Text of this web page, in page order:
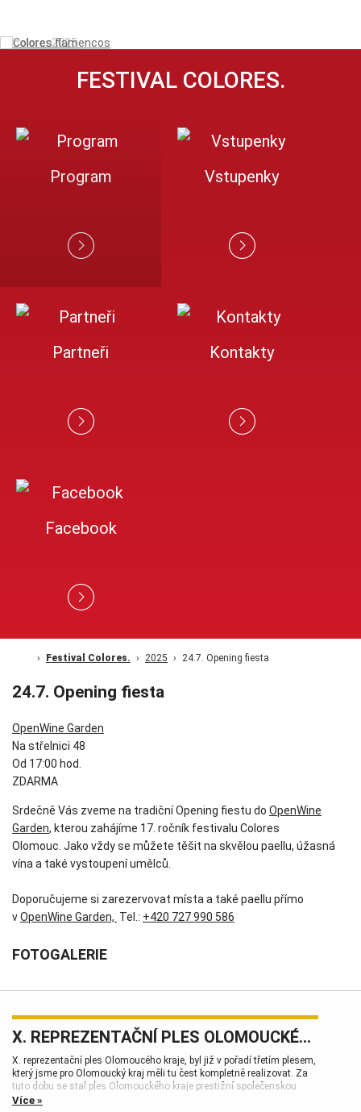
FESTIVAL COLORES.
Program Vstupenky
Partneři Kontakty
Facebook
Festival Colores. 2025 24.7. Opening fiesta
24.7. Opening fiesta
OpenWine Garden
Na střelnici 48
Od 17:00 hod.
ZDARMA
Srdečně Vás zveme na tradiční Opening fiestu do OpenWine
Garden, kterou zahájíme 17. ročník festivalu Colores
Olomouc. Jako vždy se můžete těšit na skvělou paellu, úžasná
vína a také vystoupení umělců.
Doporučujeme si zarezervovat místa a také paellu přímo
vOpenWine Garden, Tel.: +420 727 990 586
FOTOGALERIE
X. REPREZENTAČNÍ PLES OLOMOUCKÉHO KRAJE
X. reprezentační ples Olomoucého kraje, byl již v pořadí třetím plesem,
který jsme pro Olomoucký kraj měli tu čest kompletně realizovat. Za
tuto dobu se stal ples Olomouckého kraje prestižní společenskou
událostí, která patří k vrcholům plesové sezóny.
Více »